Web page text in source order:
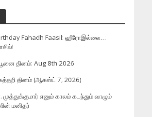
Fahadh Faasil: ஹீரோஇல்லை…
தினம்: Aug 8th 2026
தினம் (ஆகஸ்ட் 7, 2026)
முத்துக்குமார் எனும் காலம் கடந்தும் வாழும்
மனிதர்